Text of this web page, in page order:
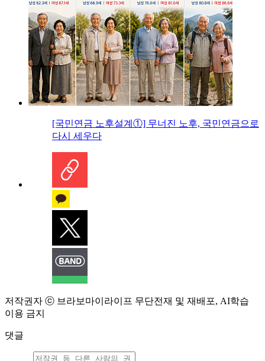
[국민연금 노후설계①] 무너진 노후, 국민연금으로
다시 세우다
저작권자 ⓒ 브라보마이라이프 무단전재 및 재배포, AI학습
이용 금지
댓글